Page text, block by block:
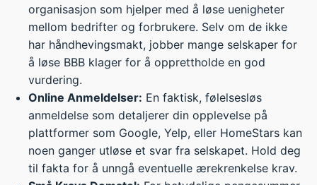
organisasjon som hjelper med å løse uenigheter
mellom bedrifter og forbrukere. Selv om de ikke
har håndhevingsmakt, jobber mange selskaper for
å løse BBB klager for å opprettholde en god
vurdering.
Online Anmeldelser: En faktisk, følelsesløs
anmeldelse som detaljerer din opplevelse på
plattformer som Google, Yelp, eller HomeStars kan
noen ganger utløse et svar fra selskapet. Hold deg
til fakta for å unngå eventuelle ærekrenkelse krav.